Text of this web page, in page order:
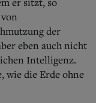
der
eben auch nicht
Intelligenz.
wie die Erde ohne